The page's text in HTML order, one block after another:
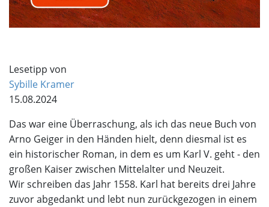
Lesetipp von
Sybille Kramer
15.08.2024
Das war eine Überraschung, als ich das neue Buch von
Arno Geiger in den Händen hielt, denn diesmal ist es
ein historischer Roman, in dem es um Karl V. geht - den
großen Kaiser zwischen Mittelalter und Neuzeit.
Wir schreiben das Jahr 1558. Karl hat bereits drei Jahre
zuvor abgedankt und lebt nun zurückgezogen in einem